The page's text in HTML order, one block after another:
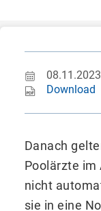
08.11.2023
Download
Danach
Poolärzte
nicht
sie in eine